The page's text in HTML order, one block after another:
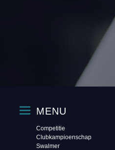
MENU
Competitie
Clubkampioenschap
Swalmer